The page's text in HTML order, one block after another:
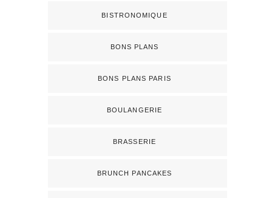
BISTRONOMIQUE
BONS PLANS
BONS PLANS PARIS
BOULANGERIE
BRASSERIE
BRUNCH PANCAKES